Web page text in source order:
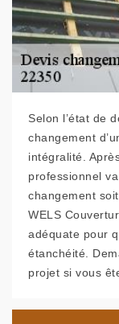
Selon l’état de
changement
intégralité.
professionnel
changement
WELS
adéquate pour
étanchéité.
projet si vous